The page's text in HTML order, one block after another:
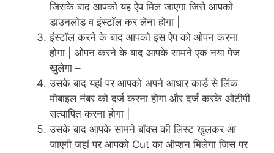
जिसके बाद आपको यह ऐप मिल जाएगा जिसे आपको
डाउनलोड व इंस्टॉल कर लेना होगा |
इंस्टॉल करने के बाद आपको इस ऐप को ओपन करना
होगा | ओपन करने के बाद आपके सामने एक नया पेज
खुलेगा –
उसके बाद यहां पर आपको अपने आधार कार्ड से लिंक
मोबाइल नंबर को दर्ज करना होगा और दर्ज करके ओटीपी
सत्यापित करना होगा |
उसके बाद आपके सामने बॉक्स की लिस्ट खुलकर आ
जाएगी जहां पर आपको Cut का ऑप्शन मिलेगा जिस पर